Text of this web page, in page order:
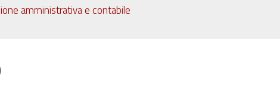
amministrativa e contabile